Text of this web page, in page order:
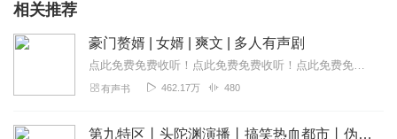
相关推荐
豪门赘婿 | 女婿 | 爽文 | 多人有声剧
点此免费免费收听！点此免费免费收听！点此免费免费收听！点此免费免费收听！点此免费免费收听！点此免费免费收听！程平隐忍三年，归来后，风起云涌一定记得订阅本专辑！才...
有声书 462.17万 480
第九特区丨头陀渊演播丨搞笑热血都市丨伪戒丨VIP免费多人有声剧